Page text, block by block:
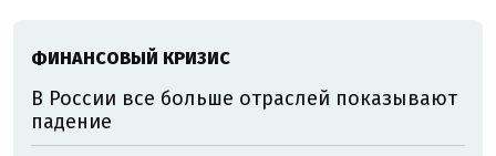
ФИНАНСОВЫЙ КРИЗИС
В России все больше отраслей показывают
падение